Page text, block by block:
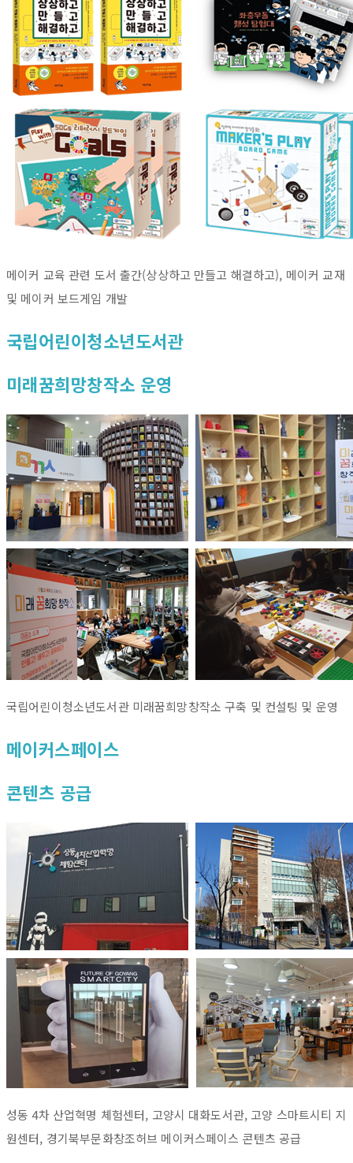
메이커 교육 관련 도서 출간(상상하고 만들고 해결하고), 메이커 교재
및 메이커 보드게임 개발
국립어린이청소년도서관
미래꿈희망창작소 운영
국립어린이청소년도서관 미래꿈희망창작소 구축 및 컨설팅 및 운영
메이커스페이스
콘텐츠 공급
성동 4차 산업혁명 체험센터, 고양시 대화도서관, 고양 스마트시티 지
원센터, 경기북부문화창조허브 메이커스페이스 콘텐츠 공급